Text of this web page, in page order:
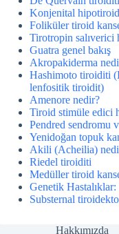
Konjenital
Foliküler tiroid
Tirotropin
Guatra genel bakış
Akropakiderma
Hashimoto tiroiditi
lenfositik tiroidit)
Amenore nedir?
Tiroid stimüle edici
Pendred sendromu
Yenidoğan topuk
Akili (Acheilia)
Riedel tiroiditi
Medüller tiroid
Genetik
Substernal
Hakkımızda